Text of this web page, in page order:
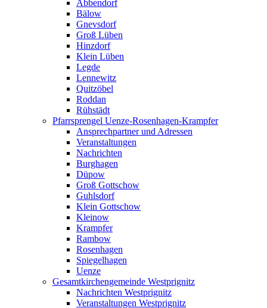
Abbendorf
Bälow
Gnevsdorf
Groß Lüben
Hinzdorf
Klein Lüben
Legde
Lennewitz
Quitzöbel
Roddan
Rühstädt
Pfarrsprengel Uenze-Rosenhagen-Krampfer
Ansprechpartner und Adressen
Veranstaltungen
Nachrichten
Burghagen
Düpow
Groß Gottschow
Guhlsdorf
Klein Gottschow
Kleinow
Krampfer
Rambow
Rosenhagen
Spiegelhagen
Uenze
Gesamtkirchengemeinde Westprignitz
Nachrichten Westprignitz
Veranstaltungen Westprignitz